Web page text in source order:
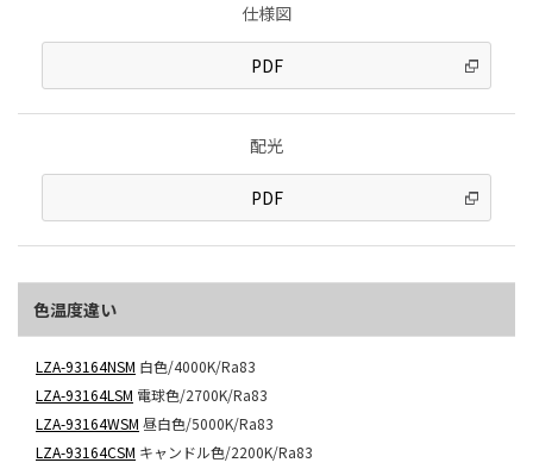
仕様図
PDF
配光
PDF
色温度違い
LZA-93164NSM 白色/4000K/Ra83
LZA-93164LSM 電球色/2700K/Ra83
LZA-93164WSM 昼白色/5000K/Ra83
LZA-93164CSM キャンドル色/2200K/Ra83